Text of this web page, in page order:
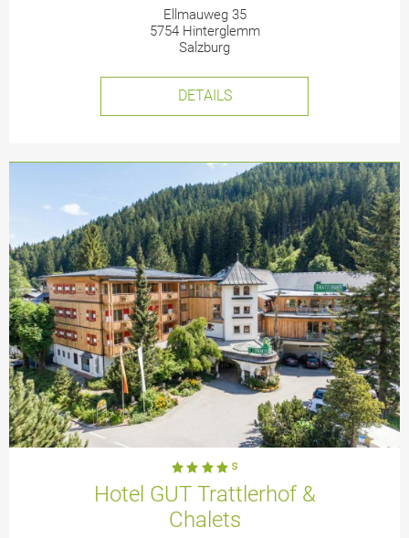
Ellmauweg 35
5754 Hinterglemm
Salzburg
DETAILS
Hotel GUT Trattlerhof &
Chalets